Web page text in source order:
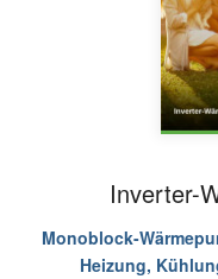
Inverter-
Monoblock-
Heizung,